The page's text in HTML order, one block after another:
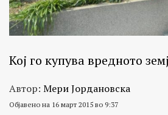
Кој го купува вредното
Автор: Мери Јордановска
Објавено на 16 март 2015 во 9:37